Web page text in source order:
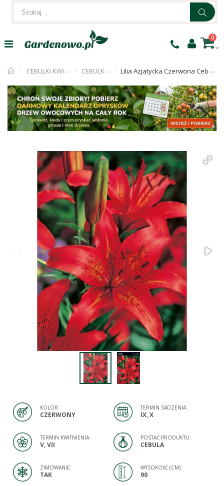
0
CEBULKI KWIATÓW CEBULKI LILII Lilia Azjatycka Czerwona Cebulka 1szt
KOLOR:
CZERWONY
TERMIN SADZENIA:
IX, X
TERMIN KWITNIENIA:
V, VII
POSTAĆ PRODUKTU:
CEBULA
ZIMOWANIE:
TAK
WYSOKOŚĆ (CM):
90